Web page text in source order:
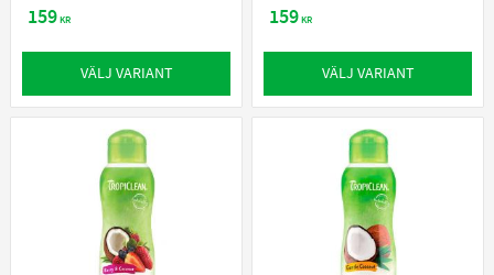
159KR
VÄLJ VARIANT
159KR
VÄLJ VARIANT